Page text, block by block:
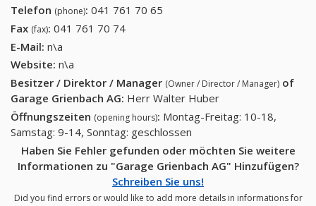
Telefon (phone): 041 761 70 65
Fax (fax): 041 761 70 74
E-Mail: n\a
Website: n\a
Besitzer / Direktor / Manager (Owner / Director / Manager) of
Garage Grienbach AG: Herr Walter Huber
Öffnungszeiten (opening hours): Montag-Freitag: 10-18,
Samstag: 9-14, Sonntag: geschlossen
Haben Sie Fehler gefunden oder möchten Sie weitere
Informationen zu "Garage Grienbach AG" Hinzufügen?
Schreiben Sie uns!
Did you find errors or would like to add more details in informations for